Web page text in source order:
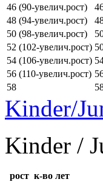
46 (90-увелич.рост)
48 (94-увелич.рост)
50 (98-увелич.рост)
52 (102-увелич.рост)
54 (106-увелич.рост)
56 (110-увелич.рост)
58
Kinder/
Kinder /
рост к-во лет